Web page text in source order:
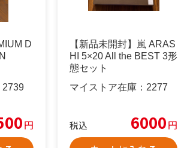
D
2739
円
【新品未開封】嵐 ARAS
HI 5×20 All the BEST 3形
態セット
マイストア在庫： 2277
税込 6000円